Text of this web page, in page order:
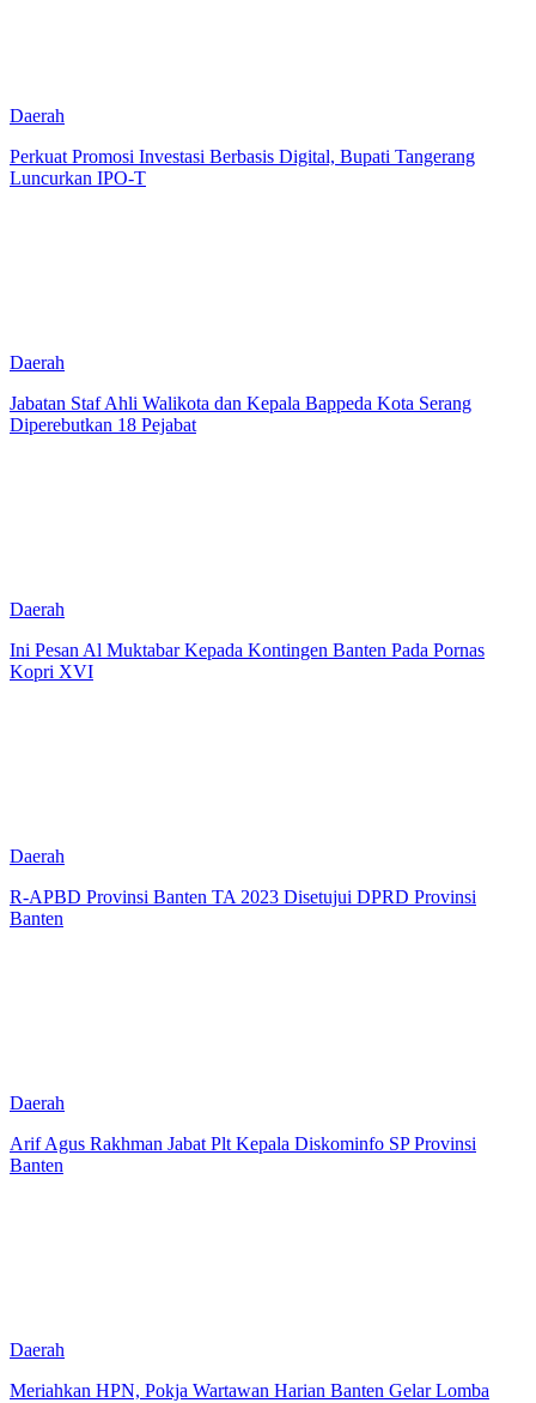
Daerah
Perkuat Promosi Investasi Berbasis Digital, Bupati Tangerang
Luncurkan IPO-T
Daerah
Jabatan Staf Ahli Walikota dan Kepala Bappeda Kota Serang
Diperebutkan 18 Pejabat
Daerah
Ini Pesan Al Muktabar Kepada Kontingen Banten Pada Pornas
Kopri XVI
Daerah
R-APBD Provinsi Banten TA 2023 Disetujui DPRD Provinsi
Banten
Daerah
Arif Agus Rakhman Jabat Plt Kepala Diskominfo SP Provinsi
Banten
Daerah
Meriahkan HPN, Pokja Wartawan Harian Banten Gelar Lomba